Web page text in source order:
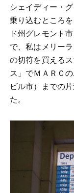
シェイディー・
乗り込むところ
ド州グレモント
で、私はメリー
の切符を買える
ス」でＭＡＲＣ
ビル市）までの
た。